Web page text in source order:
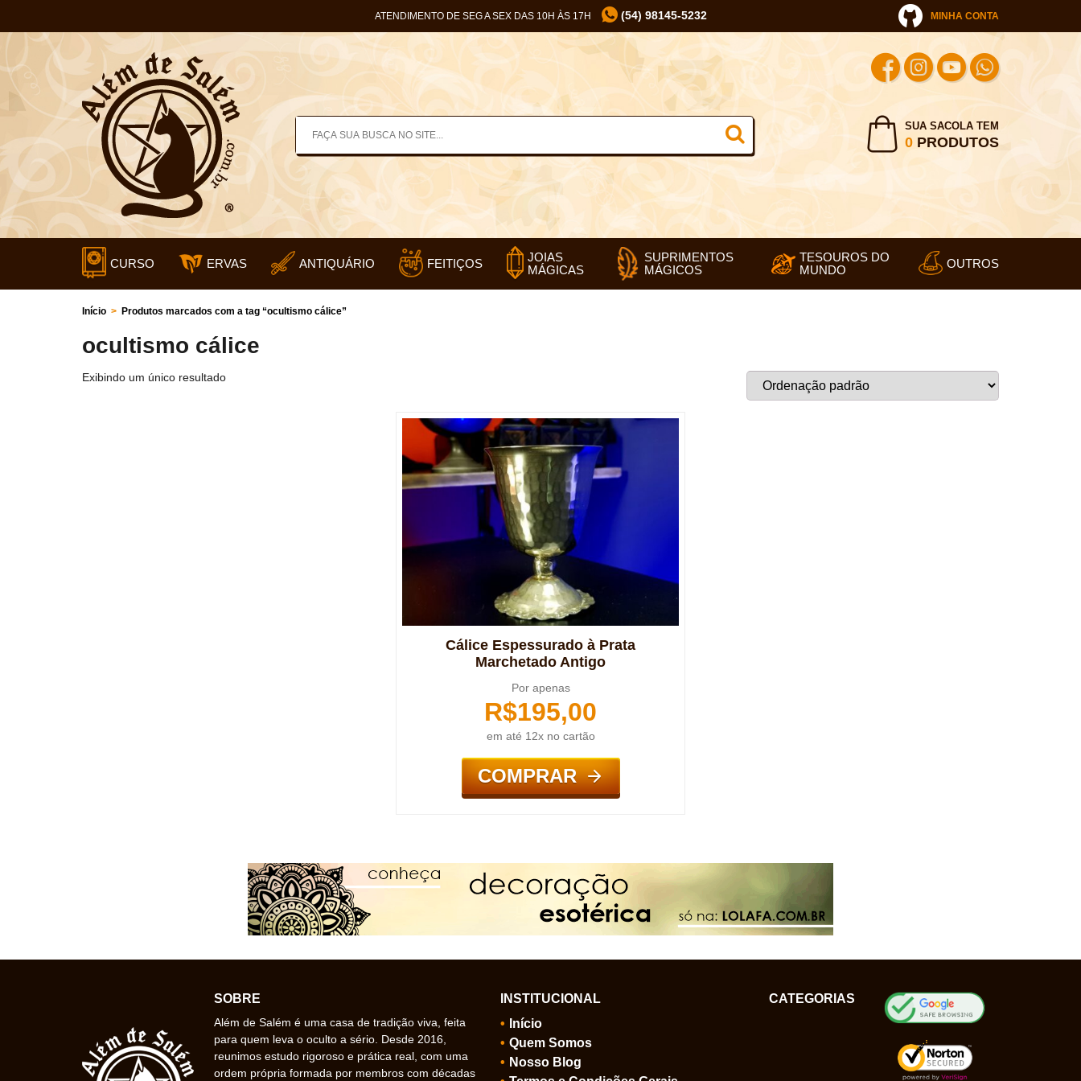
ATENDIMENTO DE SEG A SEX DAS 10H ÀS 17H (54) 98145-5232 MINHA CONTA
SUA SACOLA TEM
0PRODUTOS
CURSO ERVAS ANTIQUÁRIO FEITIÇOS
JOIAS
MÁGICAS
SUPRIMENTOS
MÁGICOS
TESOUROS DO
MUNDO
OUTROS
Início > Produtos marcados com a tag “ocultismo cálice”
ocultismo cálice
Exibindo um único resultado
Cálice Espessurado à Prata
Marchetado Antigo
Por apenas
R$195,00
em até 12x no cartão
COMPRAR
SOBRE
Além de Salém é uma casa de tradição viva, feita
para quem leva o oculto a sério. Desde 2016,
reunimos estudo rigoroso e prática real, com uma
ordem própria formada por membros com décadas
INSTITUCIONAL
Início
Quem Somos
Nosso Blog
CATEGORIAS